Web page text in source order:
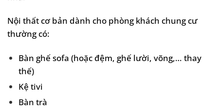
Nội thất cơ bản dành cho phòng khách chung cư
thường có:
Bàn ghế sofa (hoặc đệm, ghế lười, võng,… thay
thế)
Kệ tivi
Bàn trà